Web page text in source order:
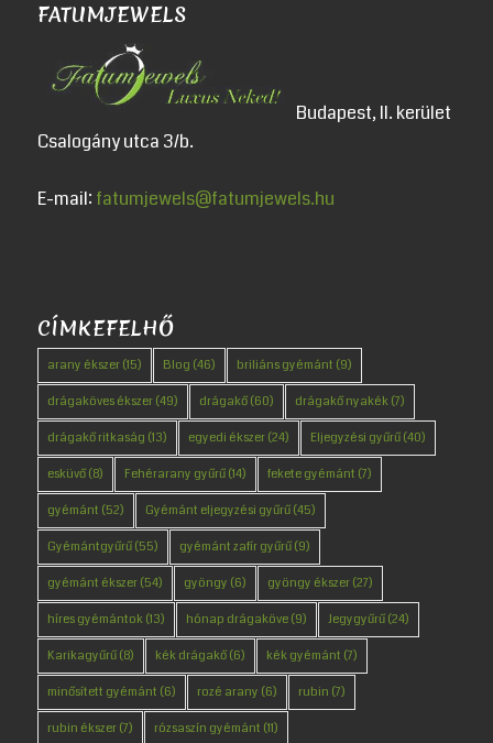
FATUMJEWELS
Budapest, II. kerület
Csalogány utca 3/b.
E-mail: fatumjewels@fatumjewels.hu
CÍMKEFELHŐ
arany ékszer(15) Blog (46) briliáns gyémánt (9)
drágaköves ékszer(49) drágakő(60) drágakő nyakék(7)
drágakő ritkaság (13) egyedi ékszer(24) Eljegyzési gyűrű(40)
esküvő(8) Fehérarany gyűrű(14) fekete gyémánt (7)
gyémánt (52) Gyémánt eljegyzési gyűrű(45)
Gyémántgyűrű(55) gyémánt zafír gyűrű(9)
gyémánt ékszer(54) gyöngy (6) gyöngy ékszer(27)
híres gyémántok(13) hónap drágaköve(9) Jegygyűrű(24)
Karikagyűrű(8) kék drágakő(6) kék gyémánt (7)
minősített gyémánt (6) rozé arany (6) rubin (7)
rubin ékszer(7) rózsaszín gyémánt (11)